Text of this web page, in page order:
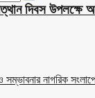
দিবস উপলক্ষে